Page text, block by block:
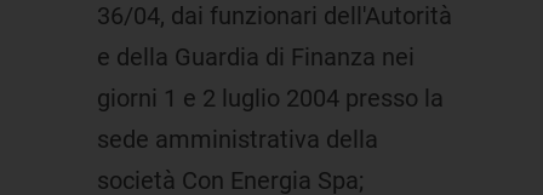
36/04, dai funzionari dell'Autorità
e della Guardia di Finanza nei
giorni 1 e 2 luglio 2004 presso la
sede amministrativa della
società Con Energia Spa;